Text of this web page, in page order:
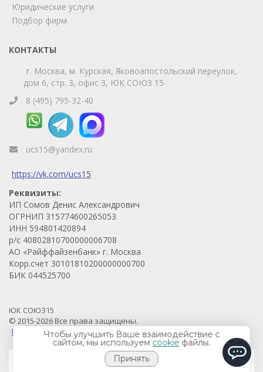
Юридические услуги
Подбор фирм
КОНТАКТЫ
г. Москва, м. Курская, Яковоапостольский переулок,
дом 6, стр. 3, офис 3, ЮК СОЮЗ 15
8 (495) 795-32-40
ucs15@yandex.ru
https://vk.com/ucs15
Реквизиты:
ИП Сомов Денис Александрович
ОГРНИП 315774600265053
ИНН 594801420894
р/с 40802810700000006708
АО «Райффайзенбанк» г. Москва
Корр.счет 30101810200000000700
БИК 044525700
ЮК СОЮЗ15
© 2015-2026 Все права защищены.
Продвижение проекта - Prodvigaem.pro
Чтобы улучшить Ваше взаимодействие с
сайтом, мы используем cookie файлы.
Принять
Телефон
ChatApp